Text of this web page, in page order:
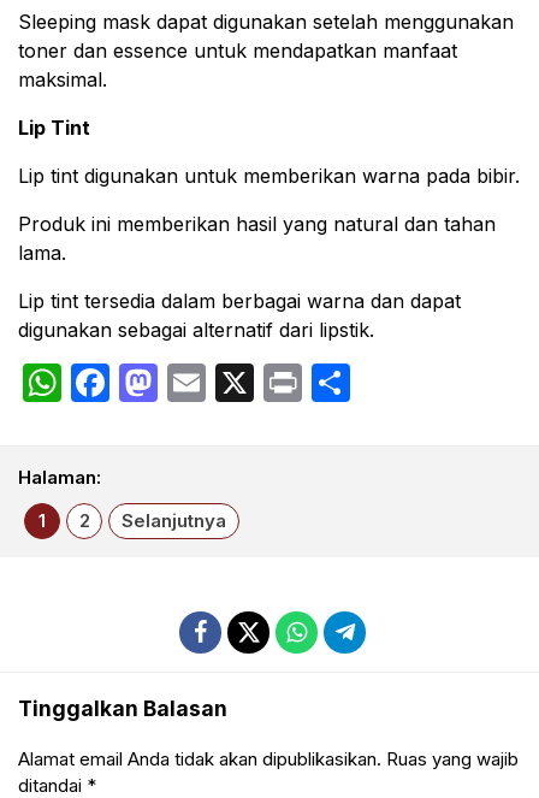
Sleeping mask dapat digunakan setelah menggunakan
toner dan essence untuk mendapatkan manfaat
maksimal.
Lip Tint
Lip tint digunakan untuk memberikan warna pada bibir.
Produk ini memberikan hasil yang natural dan tahan
lama.
Lip tint tersedia dalam berbagai warna dan dapat
digunakan sebagai alternatif dari lipstik.
WhatsApp
Facebook
Mastodon
Email
X Print
Halaman:
1
2 Selanjutnya
Tinggalkan Balasan
Alamat email Anda tidak akan dipublikasikan. Ruas yang wajib
ditandai *